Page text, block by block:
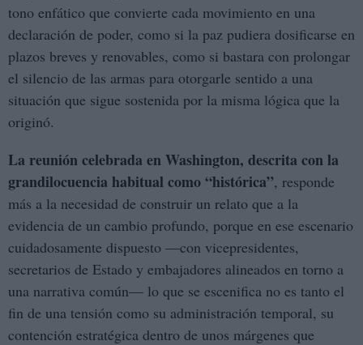
tono enfático que convierte cada movimiento en una
declaración de poder, como si la paz pudiera dosificarse en
plazos breves y renovables, como si bastara con prolongar
el silencio de las armas para otorgarle sentido a una
situación que sigue sostenida por la misma lógica que la
originó.
La reunión celebrada en Washington, descrita con la
grandilocuencia habitual como “histórica”, responde
más a la necesidad de construir un relato que a la
evidencia de un cambio profundo, porque en ese escenario
cuidadosamente dispuesto —con vicepresidentes,
secretarios de Estado y embajadores alineados en torno a
una narrativa común— lo que se escenifica no es tanto el
fin de una tensión como su administración temporal, su
contención estratégica dentro de unos márgenes que